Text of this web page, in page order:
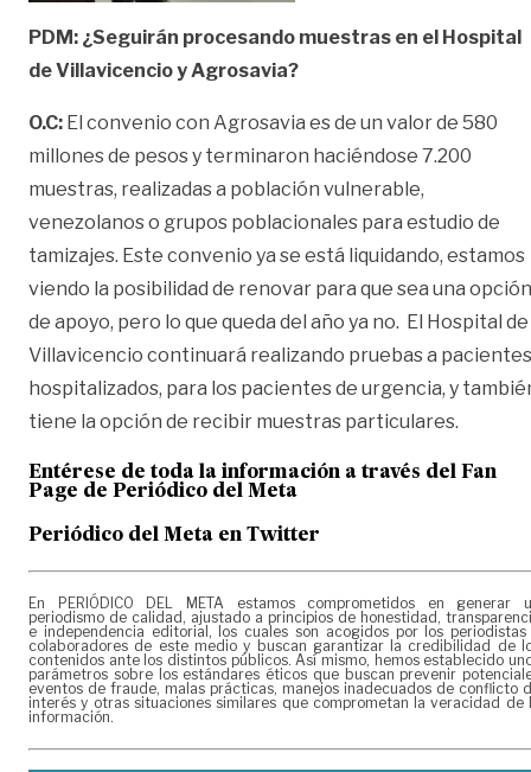
PDM: ¿Seguirán procesando muestras en el Hospital
de Villavicencio y Agrosavia?
O.C: El convenio con Agrosavia es de un valor de 580
millones de pesos y terminaron haciéndose 7.200
muestras, realizadas a población vulnerable,
venezolanos o grupos poblacionales para estudio de
tamizajes. Este convenio ya se está liquidando, estamos
viendo la posibilidad de renovar para que sea una opción
de apoyo, pero lo que queda del año ya no. El Hospital de
Villavicencio continuará realizando pruebas a pacientes
hospitalizados, para los pacientes de urgencia, y
tiene la opción de recibir muestras particulares.
Entérese de toda la información a través del Fan
Page de Periódico del Meta
Periódico del Meta en Twitter
En PERIÓDICO DEL META estamos comprometidos en generar
periodismo de calidad, ajustado a principios de honestidad,
e independencia editorial, los cuales son acogidos por los periodistas
colaboradores de este medio y buscan garantizar la credibilidad de
contenidos ante los distintos públicos. Así mismo, hemos establecido
parámetros sobre los estándares éticos que buscan prevenir
eventos de fraude, malas prácticas, manejos inadecuados de conflicto
interés y otras situaciones similares que comprometan la veracidad de
información.